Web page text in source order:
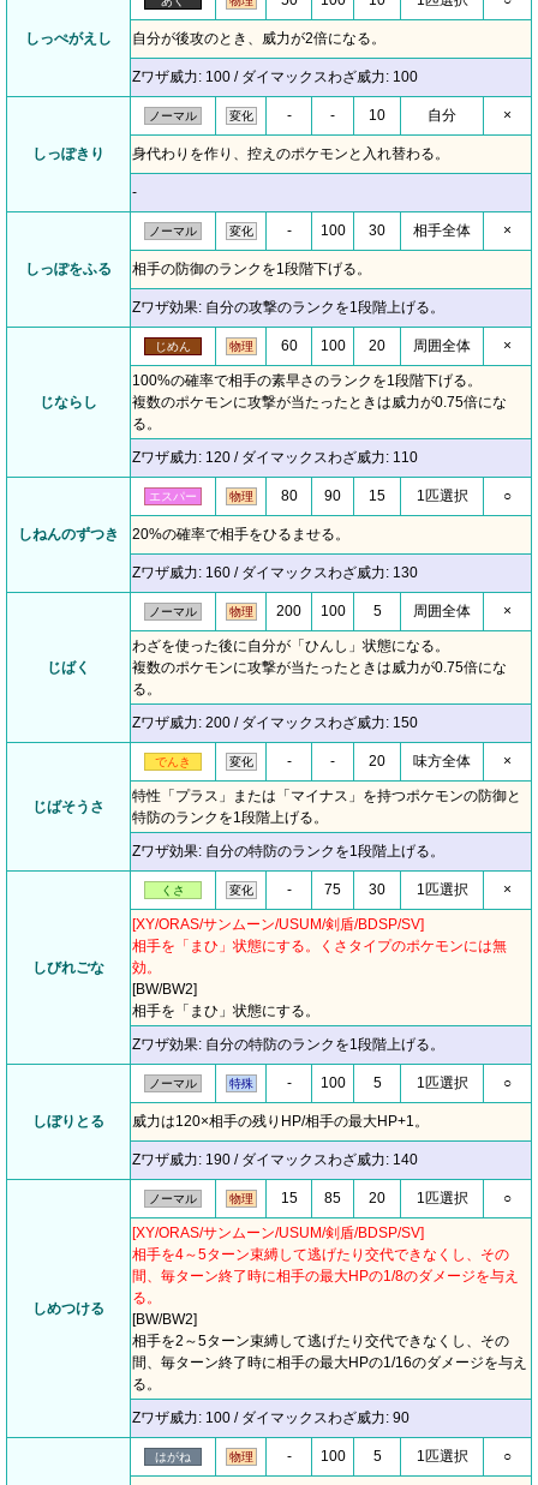
しっぺがえし 自分が後攻のとき、威力が2倍になる。
Zワザ威力: 100 / ダイマックスわざ威力: 100
しっぽきり
ノーマル 変化 - - 10 自分 ×
身代わりを作り、控えのポケモンと入れ替わる。
-
しっぽをふる
ノーマル 変化 - 100 30 相手全体 ×
相手の防御のランクを1段階下げる。
Zワザ効果: 自分の攻撃のランクを1段階上げる。
じならし
じめん 物理 60 100 20 周囲全体 ×
100%の確率で相手の素早さのランクを1段階下げる。
複数のポケモンに攻撃が当たったときは威力が0.75倍にな
る。
Zワザ威力: 120 / ダイマックスわざ威力: 110
しねんのずつき
エスパー 物理 80 90 15 1匹選択 ○
20%の確率で相手をひるませる。
Zワザ威力: 160 / ダイマックスわざ威力: 130
じばく
ノーマル 物理 200 100 5 周囲全体 ×
わざを使った後に自分が「ひんし」状態になる。
複数のポケモンに攻撃が当たったときは威力が0.75倍にな
る。
Zワザ威力: 200 / ダイマックスわざ威力: 150
じばそうさ
でんき 変化 - - 20 味方全体 ×
特性「プラス」または「マイナス」を持つポケモンの防御と
特防のランクを1段階上げる。
Zワザ効果: 自分の特防のランクを1段階上げる。
しびれごな
くさ 変化 - 75 30 1匹選択 ×
[XY/ORAS/サンムーン/USUM/剣盾/BDSP/SV]
相手を「まひ」状態にする。くさタイプのポケモンには無
効。
[BW/BW2]
相手を「まひ」状態にする。
Zワザ効果: 自分の特防のランクを1段階上げる。
しぼりとる
ノーマル 特殊 - 100 5 1匹選択 ○
威力は120×相手の残りHP/相手の最大HP+1。
Zワザ威力: 190 / ダイマックスわざ威力: 140
しめつける
ノーマル 物理 15 85 20 1匹選択 ○
[XY/ORAS/サンムーン/USUM/剣盾/BDSP/SV]
相手を4～5ターン束縛して逃げたり交代できなくし、その
間、毎ターン終了時に相手の最大HPの1/8のダメージを与え
る。
[BW/BW2]
相手を2～5ターン束縛して逃げたり交代できなくし、その
間、毎ターン終了時に相手の最大HPの1/16のダメージを与え
る。
Zワザ威力: 100 / ダイマックスわざ威力: 90
はがね 物理 - 100 5 1匹選択 ○